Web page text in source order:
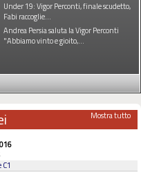
Under 19: Vigor Perconti, finale scudetto,
Fabi raccoglie...
Andrea Persia saluta la Vigor Perconti
"Abbiamo vinto e gioito,...
Mostra tutto